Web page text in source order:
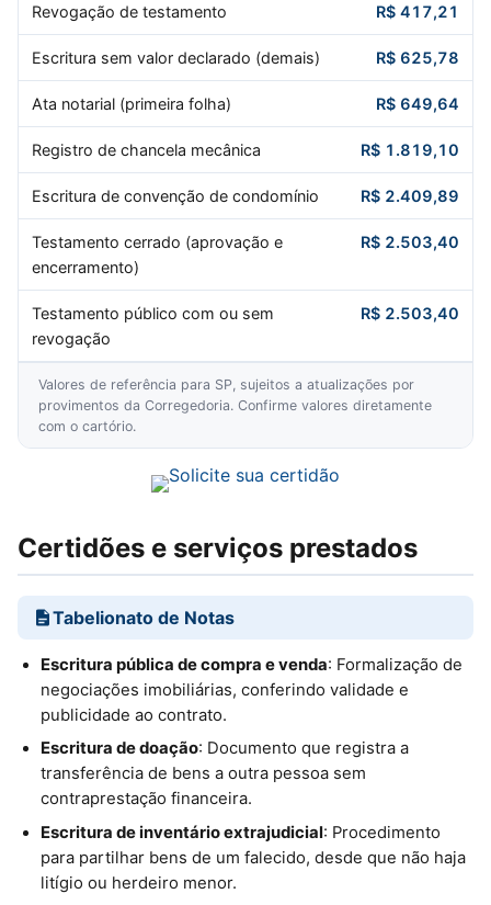
Revogação de testamento R$ 417,21
Escritura sem valor declarado (demais) R$ 625,78
Ata notarial (primeira folha) R$ 649,64
Registro de chancela mecânica R$ 1.819,10
Escritura de convenção de condomínio R$ 2.409,89
Testamento cerrado (aprovação e
encerramento)
R$ 2.503,40
Testamento público com ou sem
revogação
R$ 2.503,40
Valores de referência para SP, sujeitos a atualizações por
provimentos da Corregedoria. Confirme valores diretamente
com o cartório.
Certidões e serviços prestados
Tabelionato de Notas
Escritura pública de compra e venda: Formalização de
negociações imobiliárias, conferindo validade e
publicidade ao contrato.
Escritura de doação: Documento que registra a
transferência de bens a outra pessoa sem
contraprestação financeira.
Escritura de inventário extrajudicial: Procedimento
para partilhar bens de um falecido, desde que não haja
litígio ou herdeiro menor.